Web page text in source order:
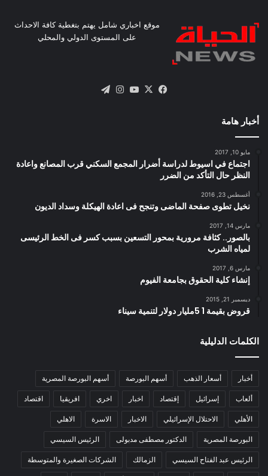
موقع اخباري شامل يهتم بتغطية كافة الاحداث
على المستوى الدولي والمحلي
فيسبوك
X يوتيوبانستقرام
أخبار هامة
مايو 10, 2017
اجتماع في اسيوط لدراسة أضرار المجمع السكني قرب المصانع واعادة
النظر حال التأكد من الضرر
أغسطس 23, 2016
نخيل تطوى صفحة الماضى وتنجح فى اعادة الهيكلة وسداد الديون
مارس 14, 2017
بالصور.. كثافة مرورية بمحور التسعين بسبب كسر فى الخط الرئيسى
لمياه الشرب
مارس 6, 2017
إنشاء كلية الحقوق بجامعة الفيوم
ديسمبر 21, 2015
قروض بقيمة 1 5مليار دولار لتنمية سيناء
الكلمات الدليلية
أخبار أسعار الذهب أسهم البورصة أسهم البورصة المصرية
ألعاب إسرائيل إقتصاد اخبار اخري افريقيا اقتصاد
الأهلي الاحتلال الإسرائيلي الاخبار الاسرة الاهلي
البورصة المصرية الدكتور مصطفى مدبولى الرئيس السيسي
الرئيس عبد الفتاح السيسي الزمالك الشركات الصغيرة والمتوسطة